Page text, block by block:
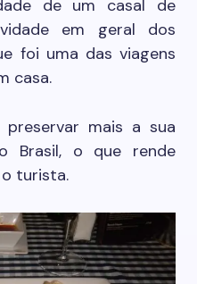
de um casal de
em geral dos
foi uma das viagens
casa.
mais a sua
Brasil, o que rende
turista.